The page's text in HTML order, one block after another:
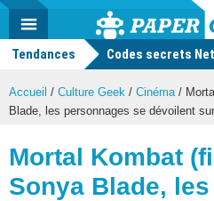
Actu
geek
MENU
Tendances Codes secrets
Accueil / Culture Geek / Cinéma /
Blade, les personnages se dévoilent
Mortal Kombat
Sonya Blade,
Mode
Facebook